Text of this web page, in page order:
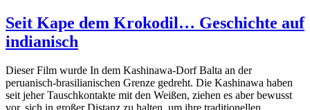
Seit Kape dem Krokodil… Geschichte auf
indianisch
Dieser Film wurde In dem Kashinawa-Dorf Balta an der
peruanisch-brasilianischen Grenze gedreht. Die Kashinawa haben
seit jeher Tauschkontakte mit den Weißen, ziehen es aber bewusst